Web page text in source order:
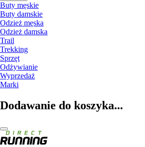
Buty męskie
Buty damskie
Odzież męska
Odzież damska
Trail
Trekking
Sprzęt
Odżywianie
Wyprzedaż
Marki
Dodawanie do koszyka...